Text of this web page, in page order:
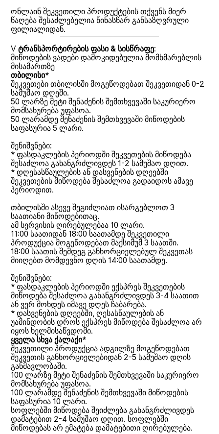
ონლაინ შეკვეთილი პროდუქტების თქვენს მიერ
წაღება შესაძლებელია წინასწარ განსაზღვრული
ფილიალიდან.
Vტრანსპორტირების ფასი & სისწრაფე:
მიწოდების ვადები დამოკიდებულია მომხმარებლის
მისამართზე
თბილისი*
შეკვეთები თბილისში მოგეწოდებათ შეკვეთიდან 0-2
სამუშაო დღეში.
50 ლარზე მეტი შენაძენის შემთხვევაში საკურიერო
მომსახურება უფასოა.
50 ლარამდე შენაძენის შემთხვევაში მიწოდების
საფასურია 5 ლარი.
შენიშვნები:
* ფასდაკლების პერიოდში შეკვეთების მიწოდება
შესაძლოა გახანგრძლივდეს 1-2 სამუშაო დღით.
* დღესასწაულების ან დასვენების დღეებში
შეკვეთების მიწოდება შესაძლოა გადაიდოს ამავე
პერიოდით.
თბილისში ასევე შეგიძლიათ ისარგებლოთ 3
საათიანი მიწოდებითაც.
ამ სერვისის ღირებულებაა 10 ლარი.
11:00 საათიდან 18:00 საათამდე შეკვეთილი
პროდუქცია მოგეწოდებათ მაქსიმუმ 3 საათში.
18:00 საათის შემდეგ განხორციელებულ შეკვეთას
მიიღებთ მომდევნო დღის 14:00 საათამდე.
შენიშვნები:
* ფასდაკლების პერიოდში ექსპრეს შეკვეთების
მიწოდება შესაძლოა გახანგრძლივდეს 3-4 საათით
ან ვერ მოხდეს იმავე დღეს ჩაბარება.
* დასვენების დღეებში, ღესასწაულების ან
უამინდობის დროს ექსპრეს მიწოდება შესაძლოა არ
იყოს ხელმისაწვდომი.
ყველა სხვა ქალაქი*
შეკვეთილი პროდუქცია ადგილზე მოგეწოდებათ
შეკვეთის განხორციელებიდან 2-5 სამუშაო დღის
განმავლობაში.
100 ლარზე მეტი შენაძენის შემთხვევაში საკურიერო
მომსახურება უფასოა.
100 ლარამდე შენაძენის შემთხვევაში მიწოდების
საფასურია 10 ლარი.
სოფლებში მიწოდება შეიძლება გახანგრძლივდეს
დამატებით 2-4 სამუშაო დღით. სოფლებში
მიწოდებას არ ემატება დამატებითი ღირებულება.